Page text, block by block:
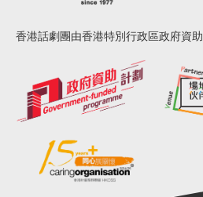
香港話劇團由香港特別行政區政府資助